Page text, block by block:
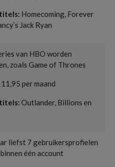
Homecoming, Forever
Jack Ryan
van HBO worden
zoals Game of Thrones
per maand
Outlander, Billions en
liefst 7 gebruikersprofielen
één account